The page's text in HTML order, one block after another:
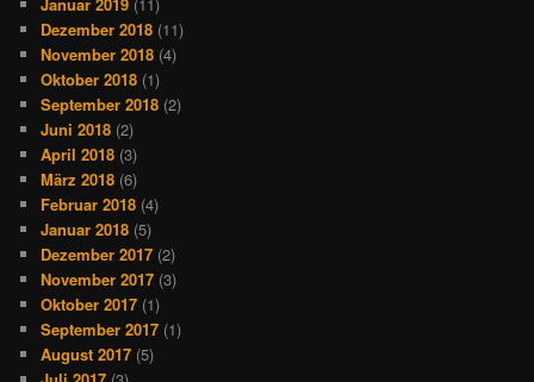
Dezember 2018 (11)
November 2018 (4)
Oktober 2018 (1)
September 2018 (2)
Juni 2018 (2)
April 2018 (3)
März 2018 (6)
Februar 2018 (4)
Januar 2018 (5)
Dezember 2017 (2)
November 2017 (3)
Oktober 2017 (1)
September 2017 (1)
August 2017 (5)